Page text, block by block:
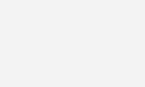
Messgeräte und